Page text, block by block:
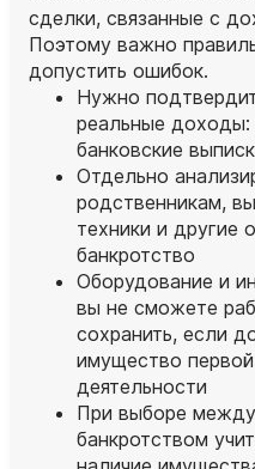
сделки, связанные с
Поэтому важно
допустить ошибок.
Нужно
реальные
банковские
Отдельно
родственникам,
техники и другие
банкротство
Оборудование и
вы не сможете
сохранить, если
имущество
деятельности
При выборе
банкротством